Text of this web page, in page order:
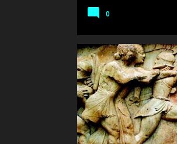
0
ΙΣΤΟΡΙΑ